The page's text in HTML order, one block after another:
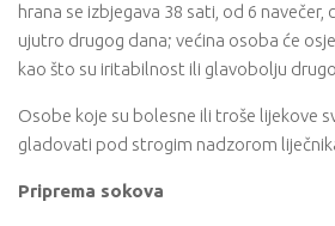
hrana se izbjegava 38 sati, od 6 navečer,
ujutro drugog dana; većina osoba će
kao što su iritabilnost ili glavobolju
Osobe koje su bolesne ili troše lijekove
gladovati pod strogim nadzorom
Priprema sokova